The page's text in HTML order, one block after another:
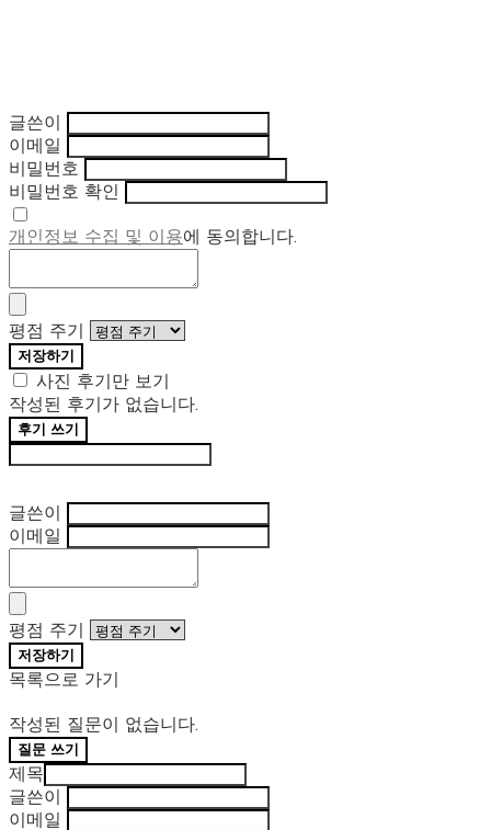
글쓴이
이메일
비밀번호
비밀번호 확인
개인정보 수집 및 이용에 동의합니다.
평점 주기
저장하기
사진 후기만 보기
작성된 후기가 없습니다.
후기 쓰기
글쓴이
이메일
평점 주기
저장하기
목록으로 가기
작성된 질문이 없습니다.
질문 쓰기
제목
글쓴이
이메일